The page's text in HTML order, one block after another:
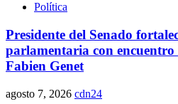
Política
Presidente del Senado
parlamentaria con encuentro
Fabien Genet
agosto 7, 2026 cdn24